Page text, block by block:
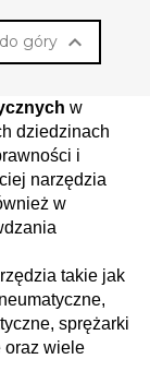
góry 
w
dziedzinach
i
narzędzia
w
takie jak
sprężarki
oraz wiele